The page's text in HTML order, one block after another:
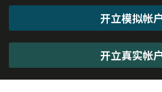
开立模拟帐户
开立真实帐户